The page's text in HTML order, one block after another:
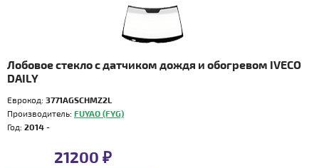
Лобовое стекло с датчиком дождя и обогревом IVECO
DAILY
Еврокод: 3771AGSCHMZ2L
Производитель: FUYAO (FYG)
Год: 2014 -
21200 ₽